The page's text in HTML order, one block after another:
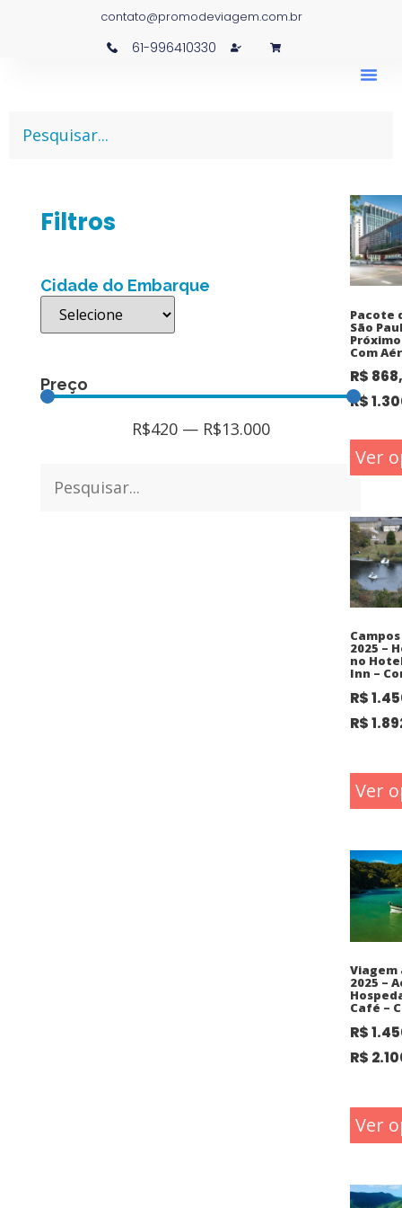
contato@promodeviagem.com.br
61-996410330
Filtros
Cidade do Embarque
Preço
R$420— R$13.000
Pacote
São
Com
R$
R$
Ver
2025 –
no
Inn –
R$
R$
Ver
Viagem
2025 –
Café –
R$
R$
Ver